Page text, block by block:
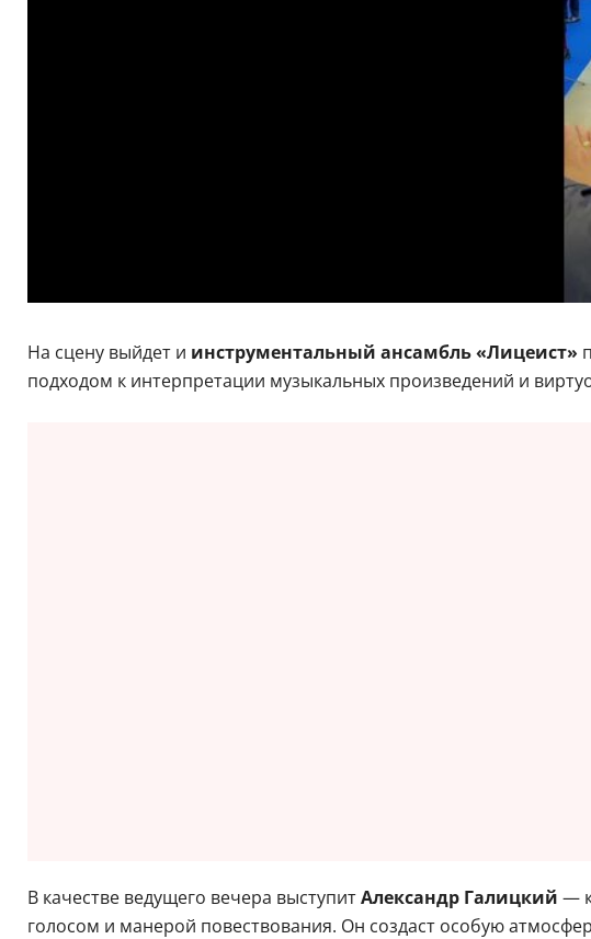
На сцену выйдет и инструментальный ансамбль «Лицеист»
подходом к интерпретации музыкальных произведений и
В качестве ведущего вечера выступитАлександр Галицкий —
голосом и манерой повествования. Он создаст особую